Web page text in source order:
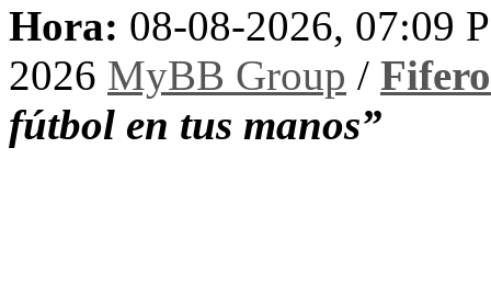
Hora: 08-08-2026, 07:09
2026 MyBB Group /
fútbol en tus manos”